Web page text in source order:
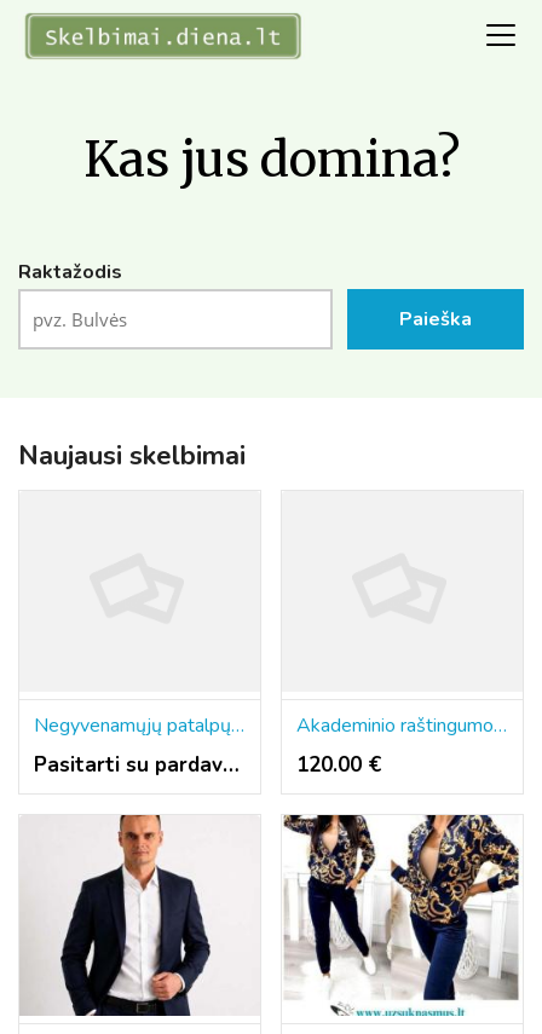
Kas jus domina?
Raktažodis
Paieška
Naujausi skelbimai
Negyvenamųjų patalpų viešasis nuomos konkursas
Pasitarti su pardavėju
Akademinio raštingumo konsultantė 060763626
120.00 €